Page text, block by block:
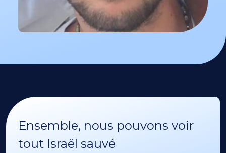
Ensemble, nous pouvons voir
tout Israël sauvé